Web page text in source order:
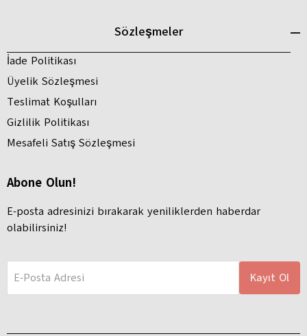
Sözleşmeler
İade Politikası
Üyelik Sözleşmesi
Teslimat Koşulları
Gizlilik Politikası
Mesafeli Satış Sözleşmesi
Abone Olun!
E-posta adresinizi bırakarak yeniliklerden haberdar
olabilirsiniz!
E-Posta Adresi Kayıt Ol